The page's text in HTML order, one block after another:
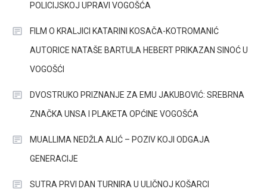
POLICIJSKOJ UPRAVI VOGOŠĆA
FILM O KRALJICI KATARINI KOSAČA-KOTROMANIĆ
AUTORICE NATAŠE BARTULA HEBERT PRIKAZAN SINOĆ U
VOGOŠĆI
DVOSTRUKO PRIZNANJE ZA EMU JAKUBOVIĆ: SREBRNA
ZNAČKA UNSA I PLAKETA OPĆINE VOGOŠĆA
MUALLIMA NEDŽLA ALIĆ – POZIV KOJI ODGAJA
GENERACIJE
SUTRA PRVI DAN TURNIRA U ULIČNOJ KOŠARCI